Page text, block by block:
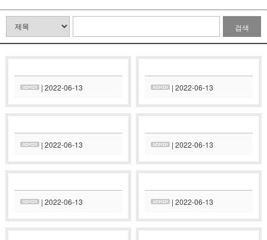
검색
| 2022-06-13 | 2022-06-13
| 2022-06-13 | 2022-06-13
| 2022-06-13 | 2022-06-13